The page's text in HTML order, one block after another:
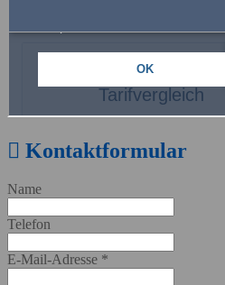
Kontaktformular
Name
Telefon
E-Mail-Adresse *